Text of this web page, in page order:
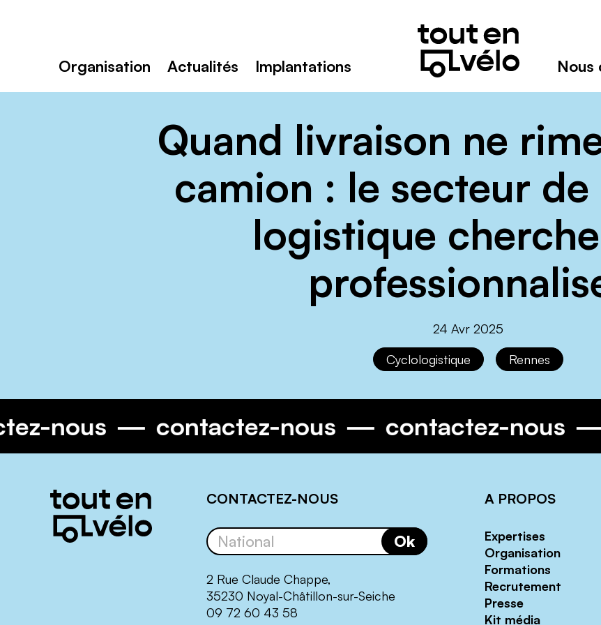
Toutenvélo
–
Coopératives
cyclologistique
spécialistes
du
transport
à
cargo
Organisation Actualités Implantations Nous
Quand livraison ne
camion : le secteur
logistique
24 Avr 2025
Cyclologistique
Rennes
nous contactez-nous contactez-nous
Informations
complémentaires
CONTACTEZ-NOUS
Ok
2 Rue Claude Chappe,
35230 Noyal-Châtillon-sur-Seiche
09 72 60 43 58
A PROPOS
Expertises
Organisation
Formations
Recrutement
Presse
Kit média